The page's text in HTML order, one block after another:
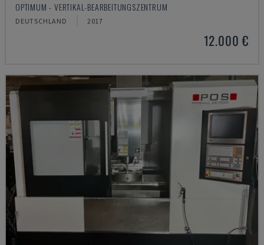
OPTIMUM - VERTIKAL-BEARBEITUNGSZENTRUM
DEUTSCHLAND 2017
12.000 €